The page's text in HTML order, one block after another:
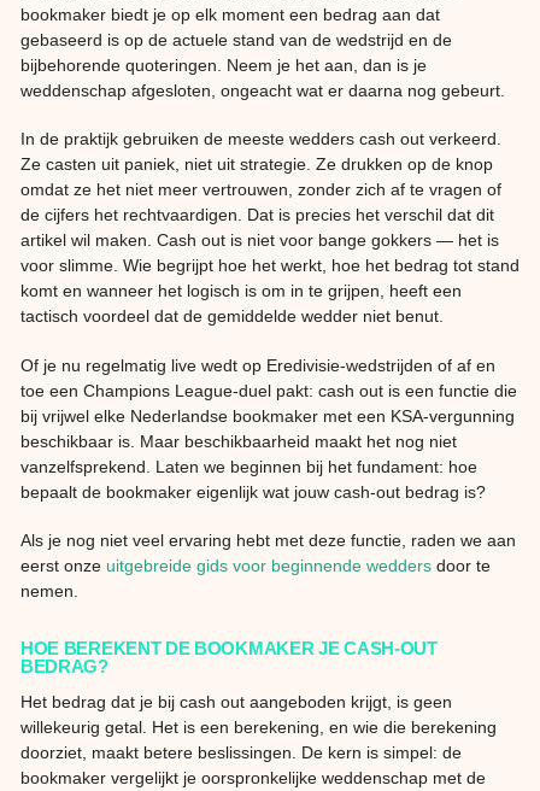
bookmaker biedt je op elk moment een bedrag aan dat
gebaseerd is op de actuele stand van de wedstrijd en de
bijbehorende quoteringen. Neem je het aan, dan is je
weddenschap afgesloten, ongeacht wat er daarna nog gebeurt.
In de praktijk gebruiken de meeste wedders cash out verkeerd.
Ze casten uit paniek, niet uit strategie. Ze drukken op de knop
omdat ze het niet meer vertrouwen, zonder zich af te vragen of
de cijfers het rechtvaardigen. Dat is precies het verschil dat dit
artikel wil maken. Cash out is niet voor bange gokkers — het is
voor slimme. Wie begrijpt hoe het werkt, hoe het bedrag tot stand
komt en wanneer het logisch is om in te grijpen, heeft een
tactisch voordeel dat de gemiddelde wedder niet benut.
Of je nu regelmatig live wedt op Eredivisie-wedstrijden of af en
toe een Champions League-duel pakt: cash out is een functie die
bij vrijwel elke Nederlandse bookmaker met een KSA-vergunning
beschikbaar is. Maar beschikbaarheid maakt het nog niet
vanzelfsprekend. Laten we beginnen bij het fundament: hoe
bepaalt de bookmaker eigenlijk wat jouw cash-out bedrag is?
Als je nog niet veel ervaring hebt met deze functie, raden we aan
eerst onze uitgebreide gids voor beginnende wedders door te
nemen.
HOE BEREKENT DE BOOKMAKER JE CASH-OUT
BEDRAG?
Het bedrag dat je bij cash out aangeboden krijgt, is geen
willekeurig getal. Het is een berekening, en wie die berekening
doorziet, maakt betere beslissingen. De kern is simpel: de
bookmaker vergelijkt je oorspronkelijke weddenschap met de